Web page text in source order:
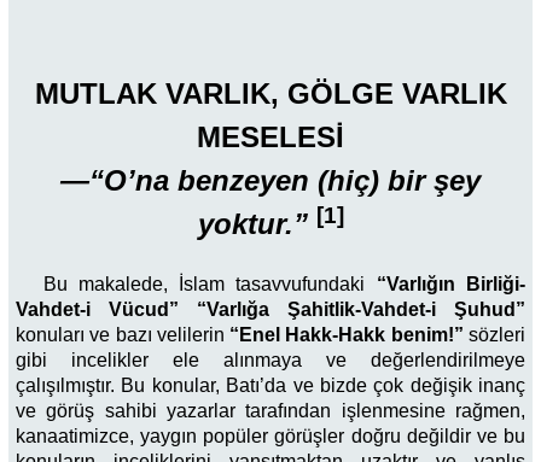
MUTLAK VARLIK, GÖLGE VARLIK
MESELESİ
—“O’na benzeyen (hiç) bir şey
yoktur.” [1]
Bu makalede, İslam tasavvufundaki “Varlığın Birliği-
Vahdet-i Vücud” “Varlığa Şahitlik-Vahdet-i Şuhud”
konuları ve bazı velilerin “Enel Hakk-Hakk benim!” sözleri
gibi incelikler ele alınmaya ve değerlendirilmeye
çalışılmıştır. Bu konular, Batı’da ve bizde çok değişik inanç
ve görüş sahibi yazarlar tarafından işlenmesine rağmen,
kanaatimizce, yaygın popüler görüşler doğru değildir ve bu